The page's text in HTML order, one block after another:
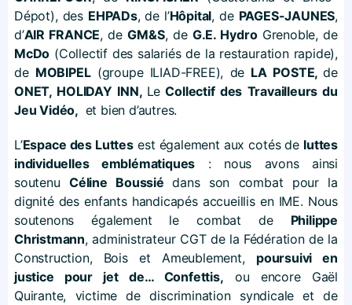
Dépot), des EHPADs, de l’Hôpital, de PAGES-JAUNES,
d’AIR FRANCE, deGM&S, de G.E. HydroGrenoble, de
McDo (Collectif des salariés de la restauration rapide),
de MOBIPEL(groupe ILIAD-FREE), de LA POSTE,de
ONET, HOLIDAY INN, Le Collectif des Travailleurs du
Jeu Vidéo, et bien d’autres.
L’Espace des Luttesest également aux cotés de luttes
individuelles emblématiques : nous avons ainsi
soutenu Céline Boussiédans son combat pour la
dignité des enfants handicapés accueillis en IME. Nous
soutenons également le combat de Philippe
Christmann, administrateur CGT de la Fédération de la
Construction, Bois et Ameublement, poursuivi en
justice pour jet de… Confettis, ou encore Gaël
Quirante, victime de discrimination syndicale et de